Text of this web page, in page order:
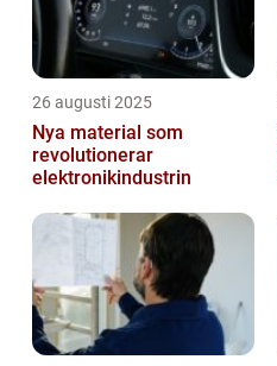
26 augusti 2025
Nya material som
revolutionerar
elektronikindustrin